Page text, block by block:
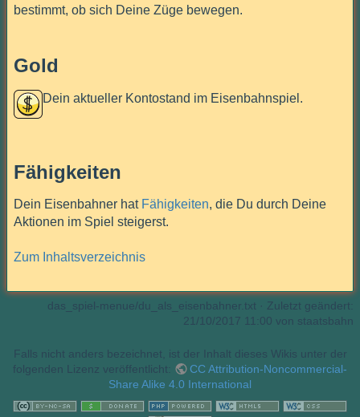
bestimmt, ob sich Deine Züge bewegen.
Gold
Dein aktueller Kontostand im Eisenbahnspiel.
Fähigkeiten
Dein Eisenbahner hat Fähigkeiten, die Du durch Deine
Aktionen im Spiel steigerst.
Zum Inhaltsverzeichnis
das_spiel-menue/du_als_eisenbahner.txt · Zuletzt geändert:
21/10/2017 11:00 von staatsbahn
Falls nicht anders bezeichnet, ist der Inhalt dieses Wikis unter der
folgenden Lizenz veröffentlicht:
CC Attribution-Noncommercial-
Share Alike 4.0 International